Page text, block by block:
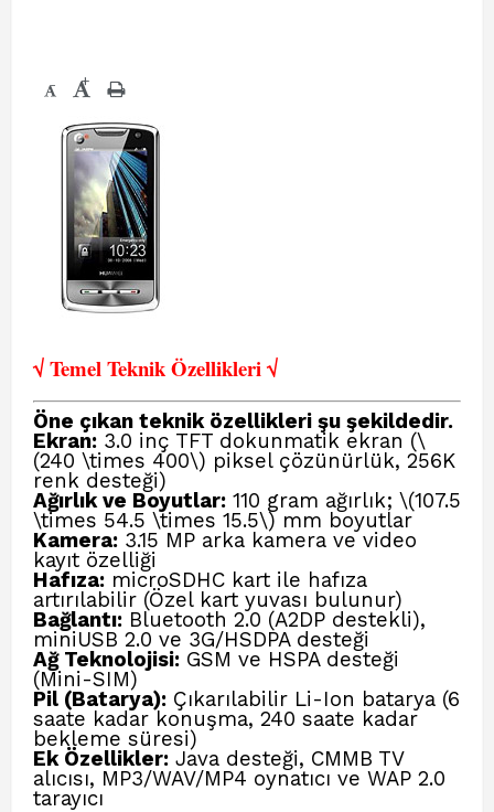
- +
√ Temel Teknik Özellikleri √
Öne çıkan teknik özellikleri şu şekildedir.
Ekran: 3.0 inç TFT dokunmatik ekran (\
(240 \times 400\) piksel çözünürlük, 256K
renk desteği)
Ağırlık ve Boyutlar: 110 gram ağırlık; \(107.5
\times 54.5 \times 15.5\) mm boyutlar
Kamera: 3.15 MP arka kamera ve video
kayıt özelliği
Hafıza: microSDHC kart ile hafıza
artırılabilir (Özel kart yuvası bulunur)
Bağlantı: Bluetooth 2.0 (A2DP destekli),
miniUSB 2.0 ve 3G/HSDPA desteği
Ağ Teknolojisi: GSM ve HSPA desteği
(Mini-SIM)
Pil (Batarya): Çıkarılabilir Li-Ion batarya (6
saate kadar konuşma, 240 saate kadar
bekleme süresi)
Ek Özellikler: Java desteği, CMMB TV
alıcısı, MP3/WAV/MP4 oynatıcı ve WAP 2.0
tarayıcı